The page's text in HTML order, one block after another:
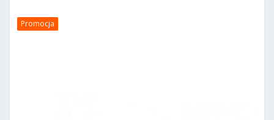
Promocja